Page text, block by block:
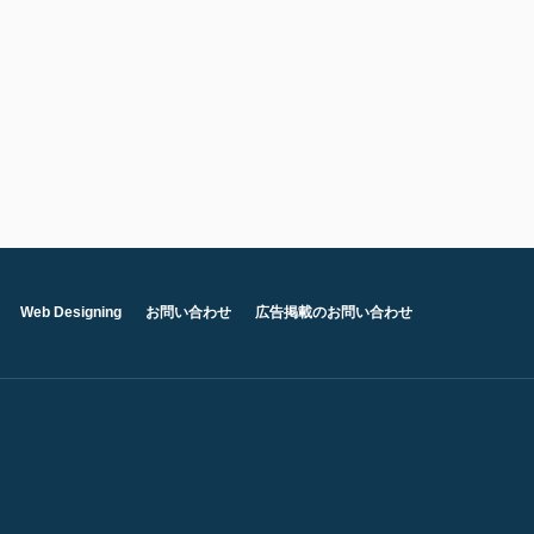
Web Designing お問い合わせ 広告掲載のお問い合わせ